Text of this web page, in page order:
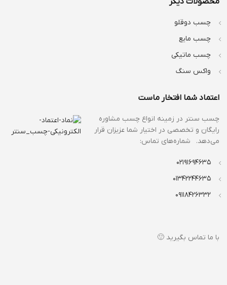
چسب دوقلو
چسب مایع
چسب ماتیکی
واکس سنگ
اعتماد شما افتخار ماست
چسب سنتر در زمینه انواع چسب مشاوره
رایگان و تخصصی در اختیار شما عزیزان قرار
می‌دهد. شماره‌های تماس:
02191694635
01342244635
09118426332
با ما تماس بگیرید 🙂